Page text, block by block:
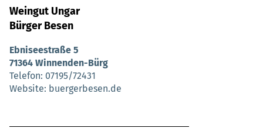
Weingut Ungar
Bürger Besen
Ebniseestraße 5
71364 Winnenden-Bürg
Telefon 07195/72431
Website
buergerbesen.de